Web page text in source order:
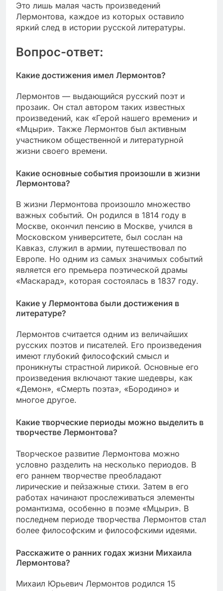
Это лишь малая часть произведений
Лермонтова, каждое из которых оставило
яркий след в истории русской литературы.
Вопрос-ответ:
Какие достижения имел Лермонтов?
Лермонтов — выдающийся русский поэт и
прозаик. Он стал автором таких известных
произведений, как «Герой нашего времени» и
«Мцыри». Также Лермонтов был активным
участником общественной и литературной
жизни своего времени.
Какие основные события произошли в жизни
Лермонтова?
В жизни Лермонтова произошло множество
важных событий. Он родился в 1814 году в
Москве, окончил пенсию в Москве, учился в
Московском университете, был сослан на
Кавказ, служил в армии, путешествовал по
Европе. Но одним из самых значимых событий
является его премьера поэтической драмы
«Маскарад», которая состоялась в 1837 году.
Какие у Лермонтова были достижения в
литературе?
Лермонтов считается одним из величайших
русских поэтов и писателей. Его произведения
имеют глубокий философский смысл и
проникнуты страстной лирикой. Основные его
произведения включают такие шедевры, как
«Демон», «Смерть поэта», «Бородино» и
многое другое.
Какие творческие периоды можно выделить в
творчестве Лермонтова?
Творческое развитие Лермонтова можно
условно разделить на несколько периодов. В
его раннем творчестве преобладают
лирические и пейзажные стихи. Затем в его
работах начинают прослеживаться элементы
романтизма, особенно в поэме «Мцыри». В
последнем периоде творчества Лермонтов стал
более философским и философскими идеями.
Расскажите о ранних годах жизни Михаила
Лермонтова?
Михаил Юрьевич Лермонтов родился 15